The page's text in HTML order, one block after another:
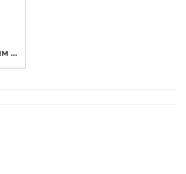
Конденсатор с воздушным охлаждением из нержавеющей стали SCON800